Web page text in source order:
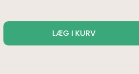
LÆG I KURV